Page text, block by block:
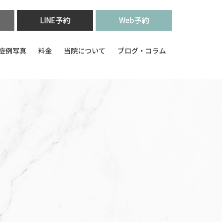
LINE予約 Web予約
例写真 料金 当院について ブログ・コラム